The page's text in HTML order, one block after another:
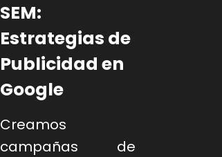
SEM:
Estrategias de
Publicidad en
Google
Creamos
campañas de